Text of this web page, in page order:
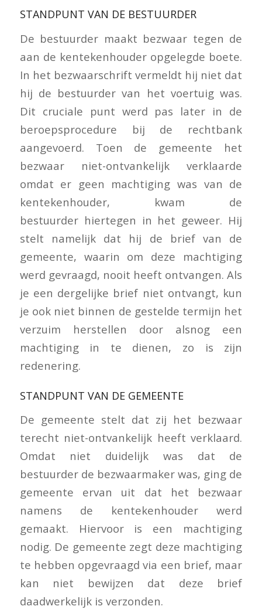
STANDPUNT VAN DE BESTUURDER
De bestuurder maakt bezwaar tegen de
aan de kentekenhouder opgelegde boete.
In het bezwaarschrift vermeldt hij niet dat
hij de bestuurder van het voertuig was.
Dit cruciale punt werd pas later in de
beroepsprocedure bij de rechtbank
aangevoerd. Toen de gemeente het
bezwaar niet-ontvankelijk verklaarde
omdat er geen machtiging was van de
kentekenhouder, kwam de
bestuurder hiertegen in het geweer. Hij
stelt namelijk dat hij de brief van de
gemeente, waarin om deze machtiging
werd gevraagd, nooit heeft ontvangen. Als
je een dergelijke brief niet ontvangt, kun
je ook niet binnen de gestelde termijn het
verzuim herstellen door alsnog een
machtiging in te dienen, zo is zijn
redenering.
STANDPUNT VAN DE GEMEENTE
De gemeente stelt dat zij het bezwaar
terecht niet-ontvankelijk heeft verklaard.
Omdat niet duidelijk was dat de
bestuurder de bezwaarmaker was, ging de
gemeente ervan uit dat het bezwaar
namens de kentekenhouder werd
gemaakt. Hiervoor is een machtiging
nodig. De gemeente zegt deze machtiging
te hebben opgevraagd via een brief, maar
kan niet bewijzen dat deze brief
daadwerkelijk is verzonden.